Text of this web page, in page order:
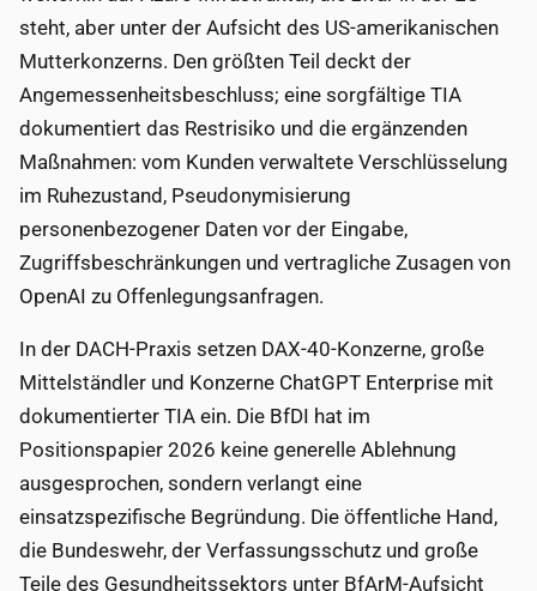
steht, aber unter der Aufsicht des US-amerikanischen
Mutterkonzerns. Den größten Teil deckt der
Angemessenheitsbeschluss; eine sorgfältige TIA
dokumentiert das Restrisiko und die ergänzenden
Maßnahmen: vom Kunden verwaltete Verschlüsselung
im Ruhezustand, Pseudonymisierung
personenbezogener Daten vor der Eingabe,
Zugriffsbeschränkungen und vertragliche Zusagen von
OpenAI zu Offenlegungsanfragen.
In der DACH-Praxis setzen DAX-40-Konzerne, große
Mittelständler und Konzerne ChatGPT Enterprise mit
dokumentierter TIA ein. Die BfDI hat im
Positionspapier 2026 keine generelle Ablehnung
ausgesprochen, sondern verlangt eine
einsatzspezifische Begründung. Die öffentliche Hand,
die Bundeswehr, der Verfassungsschutz und große
Teile des Gesundheitssektors unter BfArM-Aufsicht